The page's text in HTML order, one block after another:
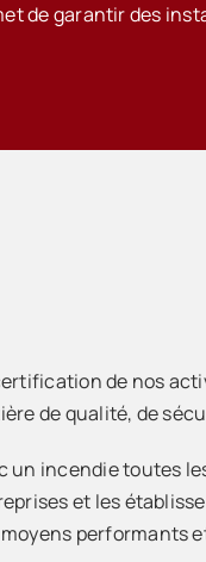
de garantir des
de nos
de qualité, de
un incendie toutes
et les
performants